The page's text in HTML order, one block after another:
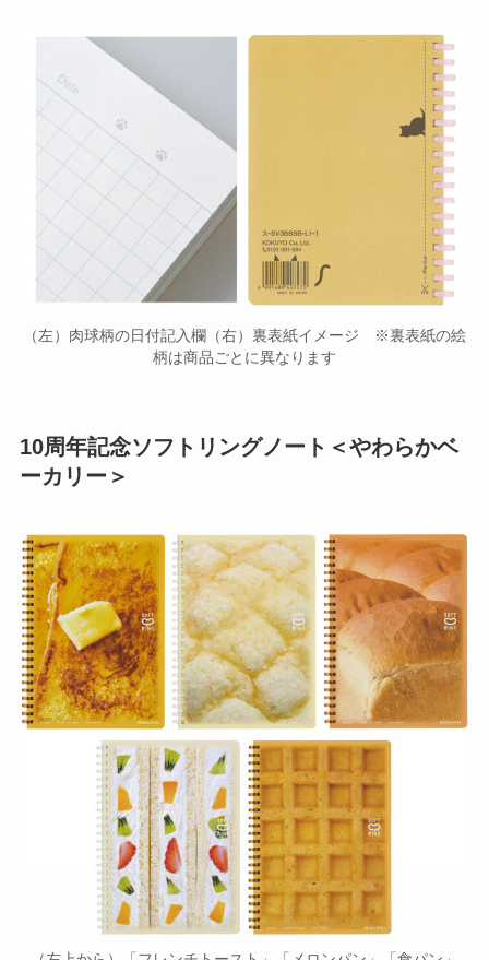
（左）肉球柄の日付記入欄（右）裏表紙イメージ ※裏表紙の絵
柄は商品ごとに異なります
10周年記念ソフトリングノート＜やわらかベ
ーカリー＞